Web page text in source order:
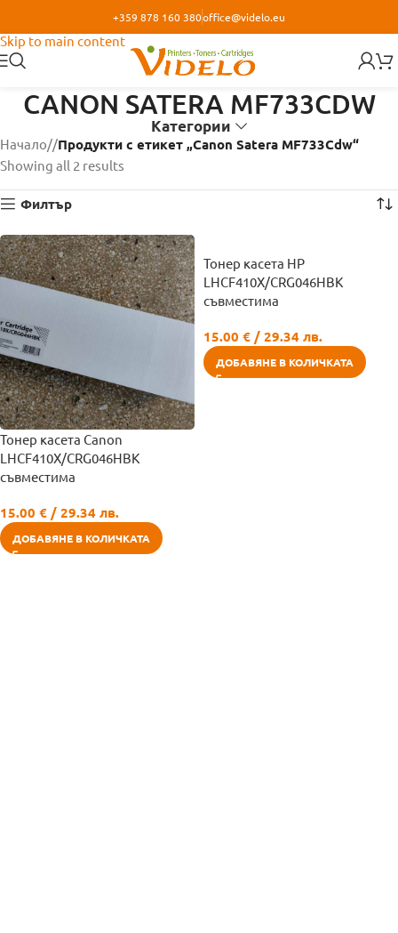
Skip to main content
+359 878 160 380office@videlo.eu
CANON SATERA MF733CDW
Категории
Начало/ Продукти с етикет „Canon Satera MF733Cdw“
Showing all 2 results
Филтър
Тонер касета Canon
LHCF410X/CRG046HBK
съвместима
15.00 € / 29.34 лв.
ДОБАВЯНЕ В КОЛИЧКАТА
Тонер касета HP
LHCF410X/CRG046HBK
съвместима
15.00 € / 29.34 лв.
ДОБАВЯНЕ В КОЛИЧКАТА